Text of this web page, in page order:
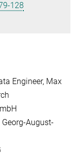
128
Engineer, Max
August-